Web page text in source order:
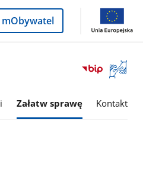
Logowanie
do
mObywatel
Otwórz
okno
Załatw sprawę Kontakt